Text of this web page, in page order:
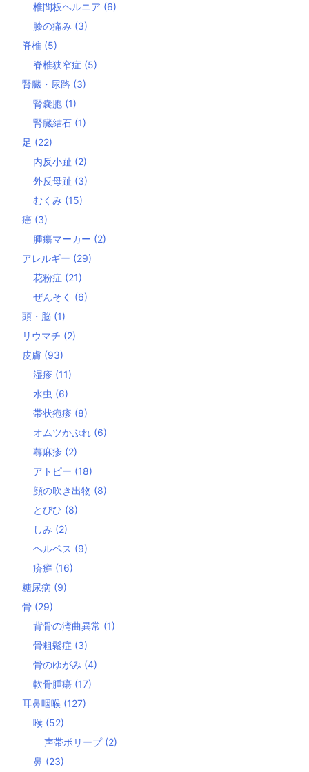
椎間板ヘルニア (6)
膝の痛み (3)
脊椎 (5)
脊椎狭窄症 (5)
腎臓・尿路 (3)
腎嚢胞 (1)
腎臓結石 (1)
足 (22)
内反小趾 (2)
外反母趾 (3)
むくみ (15)
癌 (3)
腫瘍マーカー (2)
アレルギー (29)
花粉症 (21)
ぜんそく (6)
頭・脳 (1)
リウマチ (2)
皮膚 (93)
湿疹 (11)
水虫 (6)
帯状疱疹 (8)
オムツかぶれ (6)
蕁麻疹 (2)
アトピー (18)
顔の吹き出物 (8)
とびひ (8)
しみ (2)
ヘルペス (9)
疥癬 (16)
糖尿病 (9)
骨 (29)
背骨の湾曲異常 (1)
骨粗鬆症 (3)
骨のゆがみ (4)
軟骨腫瘍 (17)
耳鼻咽喉 (127)
喉 (52)
声帯ポリープ (2)
鼻 (23)